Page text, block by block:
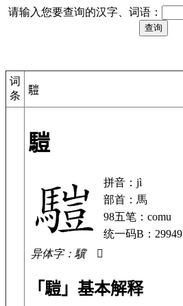
请输入您要查询的汉字、词语：
词
条
𩥉
𩥉
拼音：jì
部首：馬
98五笔：comu
统一码B：29949
异体字：驥 𩧱
「𩥉」基本解释